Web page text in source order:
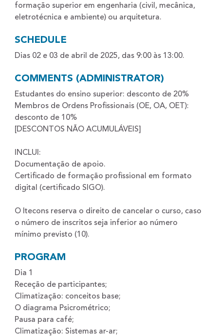
formação superior em engenharia (civil, mecânica,
eletrotécnica e ambiente) ou arquitetura.
SCHEDULE
Dias 02 e 03 de abril de 2025, das 9:00 às 13:00.
COMMENTS (ADMINISTRATOR)
Estudantes do ensino superior: desconto de 20%
Membros de Ordens Profissionais (OE, OA, OET):
desconto de 10%
[DESCONTOS NÃO ACUMULÁVEIS]
INCLUI:
Documentação de apoio.
Certificado de formação profissional em formato
digital (certificado SIGO).
O Itecons reserva o direito de cancelar o curso, caso
o número de inscritos seja inferior ao número
mínimo previsto (10).
PROGRAM
Dia 1
Receção de participantes;
Climatização: conceitos base;
O diagrama Psicrométrico;
Pausa para café;
Climatização: Sistemas ar-ar;